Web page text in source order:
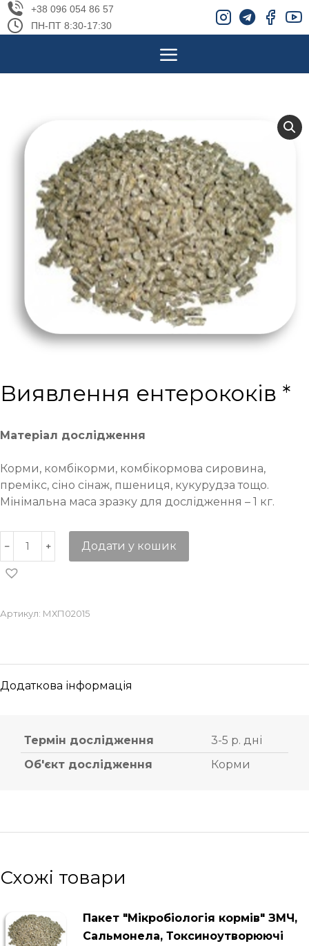
+38 096 054 86 57
ПН-ПТ 8:30-17:30
Виявлення ентерококів *
Матеріал дослідження
Корми, комбікорми, комбікормова сировина,
премікс, сіно сінаж, пшениця, кукурудза тощо.
Мінімальна маса зразку для дослідження – 1 кг.
Додати у кошик
Артикул: МХП02015
Додаткова інформація
Термін дослідження
3-5 р. дні
Об'єкт дослідження
Корми
Схожі товари
Пакет "Мікробіологія кормів" ЗМЧ,
Сальмонела, Токсиноутворюючі